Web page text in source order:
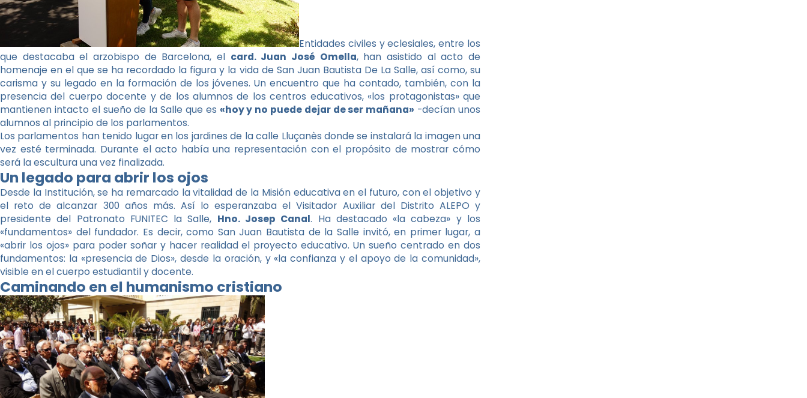
Entidades civiles y eclesiales, entre los
que destacaba el arzobispo de Barcelona, ​​el card. Juan José Omella, han asistido al acto de
homenaje en el que se ha recordado la figura y la vida de San Juan Bautista De La Salle, así como, su
carisma y su legado en la formación de los jóvenes. Un encuentro que ha contado, también, con la
presencia del cuerpo docente y de los alumnos de los centros educativos, «los protagonistas» que
mantienen intacto el sueño de la Salle que es «hoy y no puede dejar de ser mañana» -decían unos
alumnos al principio de los parlamentos.
Los parlamentos han tenido lugar en los jardines de la calle Lluçanès donde se instalará la imagen una
vez esté terminada. Durante el acto había una representación con el propósito de mostrar cómo
será la escultura una vez finalizada.
Un legado para abrir los ojos
Desde la Institución, se ha remarcado la vitalidad de la Misión educativa en el futuro, con el objetivo y
el reto de alcanzar 300 años más. Así lo esperanzaba el Visitador Auxiliar del Distrito ALEPO y
presidente del Patronato FUNITEC la Salle, Hno. Josep Canal. Ha destacado «la cabeza» y los
«fundamentos» del fundador. Es decir, como San Juan Bautista de la Salle invitó, en primer lugar, a
«abrir los ojos» para poder soñar y hacer realidad el proyecto educativo. Un sueño centrado en dos
fundamentos: la «presencia de Dios», desde la oración, y «la confianza y el apoyo de la comunidad»,
visible en el cuerpo estudiantil y docente.
Caminando en el humanismo cristiano